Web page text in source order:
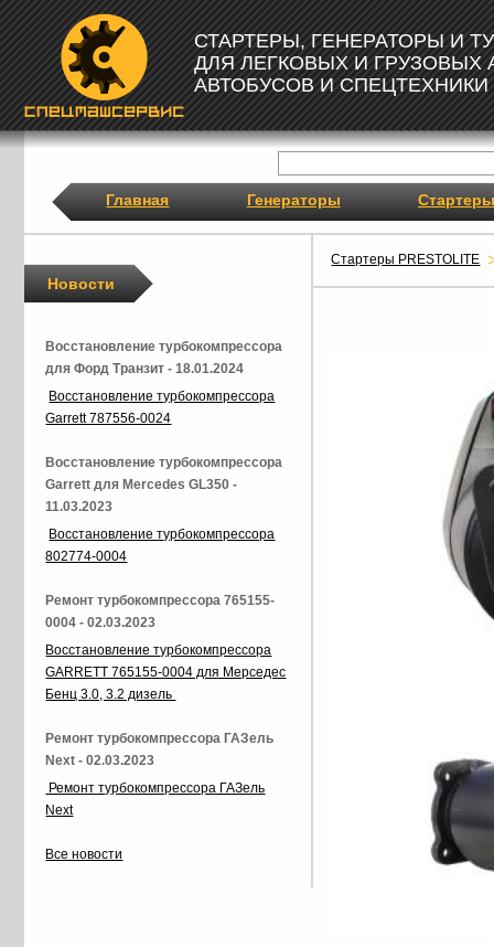
СТАРТЕРЫ, ГЕНЕРАТОРЫ И
ДЛЯ ЛЕГКОВЫХ И ГРУЗОВЫХ
АВТОБУСОВ И СПЕЦТЕХНИКИ
Главная Генераторы Стартеры
Стартеры PRESTOLITE
Новости
Восстановление турбокомпрессора
для Форд Транзит - 18.01.2024
Восстановление турбокомпрессора
Garrett 787556-0024
Восстановление турбокомпрессора
Garrett для Mercedes GL350 -
11.03.2023
Восстановление турбокомпрессора
802774-0004
Ремонт турбокомпрессора 765155-
0004 - 02.03.2023
Восстановление турбокомпрессора
GARRETT 765155-0004 для Мерседес
Бенц 3.0, 3.2 дизель
Ремонт турбокомпрессора ГАЗель
Next - 02.03.2023
Ремонт турбокомпрессора ГАЗель
Next
Все новости